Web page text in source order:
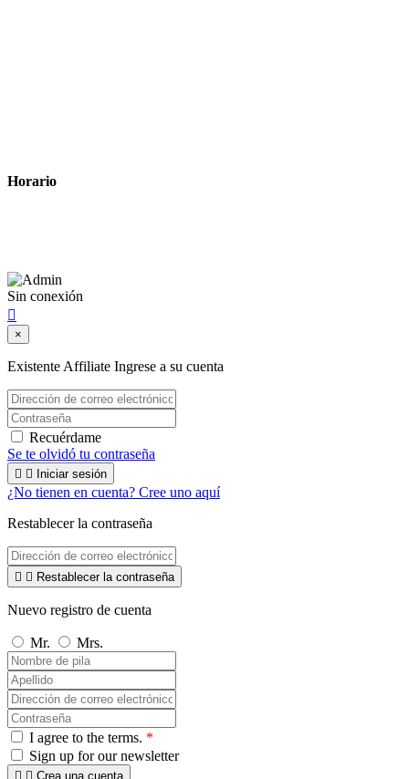
Horario
Sin conexión

×
Existente Affiliate Ingrese a su cuenta
Recuérdame
Se te olvidó tu contraseña
  Iniciar sesión
¿No tienen en cuenta? Cree uno aquí
Restablecer la contraseña
  Restablecer la contraseña
Nuevo registro de cuenta
Mr. Mrs.
I agree to the terms. *
Sign up for our newsletter
  Crea una cuenta